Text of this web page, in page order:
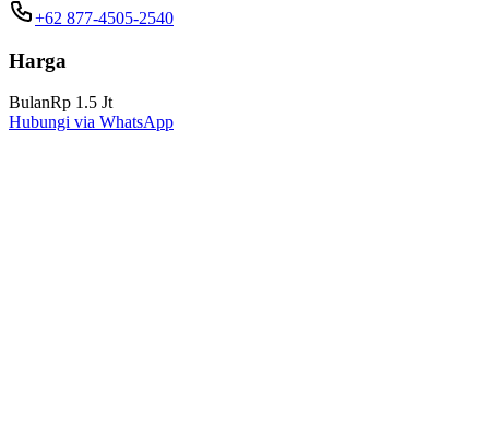
+62 877-4505-2540
Harga
BulanRp 1.5 Jt
Hubungi via WhatsApp